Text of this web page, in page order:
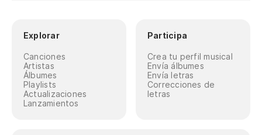
Explorar
Canciones
Artistas
Álbumes
Playlists
Actualizaciones
Lanzamientos
Participa
Crea tu perfil musical
Envía álbumes
Envía letras
Correcciones de
letras